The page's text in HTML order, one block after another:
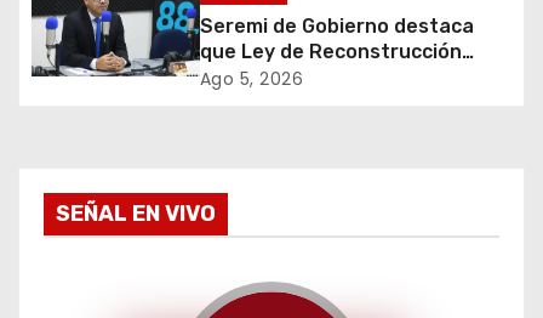
n
t
a
d
Seremi de Gobierno destaca
que Ley de Reconstrucción
Nacional impulsará la inversión
Ago 5, 2026
SEÑAL EN VIVO